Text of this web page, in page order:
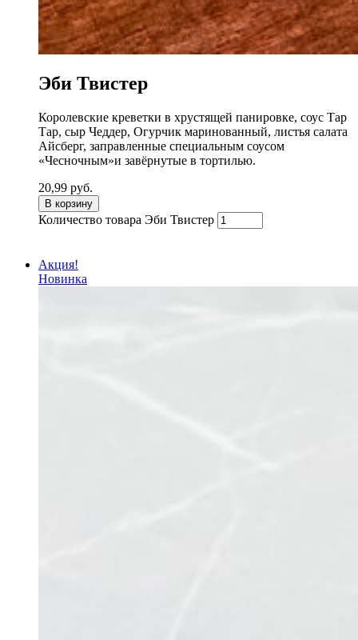
Эби Твистер
Королевские креветки в хрустящей панировке, соус Тар
Тар, сыр Чеддер, Огурчик маринованный, листья салата
Айсберг, заправленные специальным соусом
«Чесночным»и завёрнутые в тортилью.
20,99 руб.
В корзину
Количество товара Эби Твистер
Акция!
Новинка